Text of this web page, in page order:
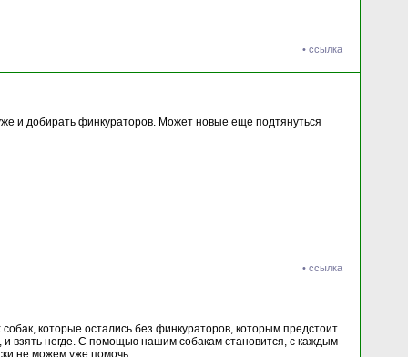
• ссылка
и добирать финкураторов. Может новые еще подтянуться
• ссылка
которые остались без финкураторов, которым предстоит
взять негде. С помощью нашим собакам становится, с каждым